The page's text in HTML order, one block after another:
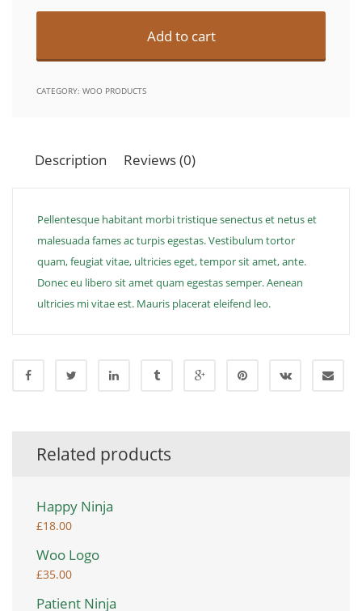
Add to cart
CATEGORY: WOO PRODUCTS
Description Reviews (0)
Pellentesque habitant morbi tristique senectus et netus et
malesuada fames ac turpis egestas. Vestibulum tortor
quam, feugiat vitae, ultricies eget, tempor sit amet, ante.
Donec eu libero sit amet quam egestas semper. Aenean
ultricies mi vitae est. Mauris placerat eleifend leo.
Related products
Happy Ninja
£18.00
Woo Logo
£35.00
Patient Ninja